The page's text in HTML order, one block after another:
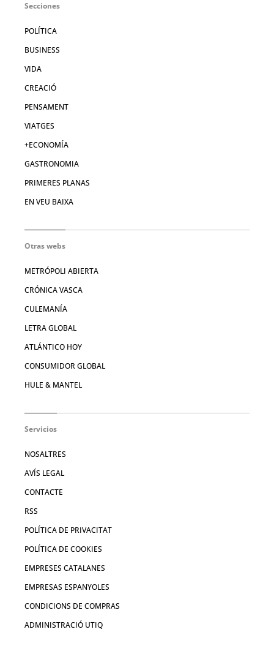
Secciones
POLÍTICA
BUSINESS
VIDA
CREACIÓ
PENSAMENT
VIATGES
+ECONOMÍA
GASTRONOMIA
PRIMERES PLANAS
EN VEU BAIXA
Otras webs
METRÓPOLI ABIERTA
CRÓNICA VASCA
CULEMANÍA
LETRA GLOBAL
ATLÁNTICO HOY
CONSUMIDOR GLOBAL
HULE & MANTEL
Servicios
NOSALTRES
AVÍS LEGAL
CONTACTE
RSS
POLÍTICA DE PRIVACITAT
POLÍTICA DE COOKIES
EMPRESES CATALANES
EMPRESAS ESPANYOLES
CONDICIONS DE COMPRAS
ADMINISTRACIÓ UTIQ